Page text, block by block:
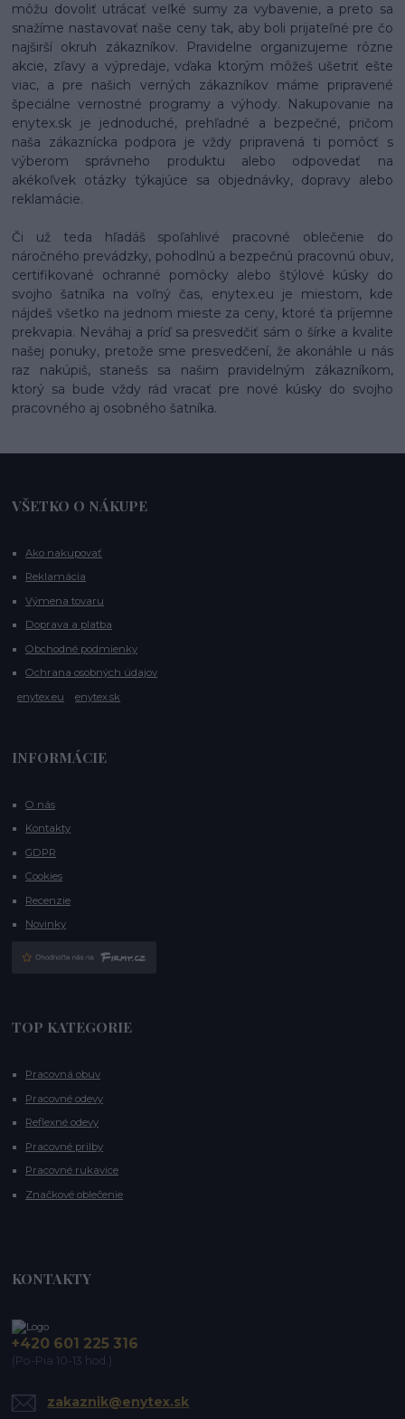
môžu dovoliť utrácať veľké sumy za vybavenie, a preto sa
snažíme nastavovať naše ceny tak, aby boli prijateľné pre čo
najširší okruh zákazníkov. Pravidelne organizujeme rôzne
akcie, zľavy a výpredaje, vďaka ktorým môžeš ušetriť ešte
viac, a pre našich verných zákazníkov máme pripravené
špeciálne vernostné programy a výhody. Nakupovanie na
enytex.sk je jednoduché, prehľadné a bezpečné, pričom
naša zákaznícka podpora je vždy pripravená ti pomôcť s
výberom správneho produktu alebo odpovedať na
akékoľvek otázky týkajúce sa objednávky, dopravy alebo
reklamácie.
Či už teda hľadáš spoľahlivé pracovné oblečenie do
náročného prevádzky, pohodlnú a bezpečnú pracovnú obuv,
certifikované ochranné pomôcky alebo štýlové kúsky do
svojho šatníka na voľný čas, enytex.eu je miestom, kde
nájdeš všetko na jednom mieste za ceny, ktoré ťa príjemne
prekvapia. Neváhaj a príď sa presvedčiť sám o šírke a kvalite
našej ponuky, pretože sme presvedčení, že akonáhle u nás
raz nakúpiš, stanešs sa našim pravidelným zákazníkom,
ktorý sa bude vždy rád vracať pre nové kúsky do svojho
pracovného aj osobného šatníka.
VŠETKO O NÁKUPE
Ako nakupovať
Reklamácia
Výmena tovaru
Doprava a platba
Obchodné podmienky
Ochrana osobných údajov
enytex.eu
enytex.sk
INFORMÁCIE
O nás
Kontakty
GDPR
Cookies
Recenzie
Novinky
TOP KATEGORIE
Pracovná obuv
Pracovné odevy
Reflexné odevy
Pracovné prilby
Pracovné rukavice
Značkové oblečenie
KONTAKTY
+420 601 225 316
(Po-Pia 10-13 hod.)
zakaznik@enytex.sk